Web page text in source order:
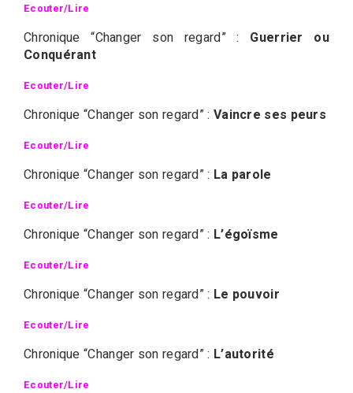
Ecouter/Lire
Chronique “Changer son regard” : Guerrier ou
Conquérant
Ecouter/Lire
Chronique “Changer son regard” : Vaincre ses peurs
Ecouter/Lire
Chronique “Changer son regard” : La parole
Ecouter/Lire
Chronique “Changer son regard” : L’égoïsme
Ecouter/Lire
Chronique “Changer son regard” : Le pouvoir
Ecouter/Lire
Chronique “Changer son regard” : L’autorité
Ecouter/Lire